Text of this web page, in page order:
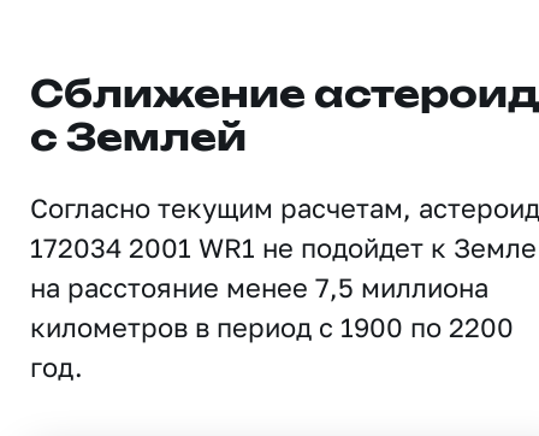
Сближение
с Землей
Согласно текущим расчетам, астероид
172034 2001 WR1 не подойдет к Земле
на расстояние менее 7,5 миллиона
километров в период с 1900 по 2200
год.